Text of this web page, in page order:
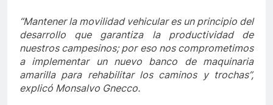
“Mantener la movilidad vehicular es un principio del
desarrollo que garantiza la productividad de
nuestros campesinos; por eso nos comprometimos
a implementar un nuevo banco de maquinaria
amarilla para rehabilitar los caminos y trochas”,
explicó Monsalvo Gnecco.